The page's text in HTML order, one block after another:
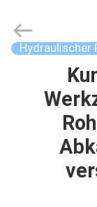
Material
Technology(Suzhou)Co.,
Ltd.
Hydraulischer